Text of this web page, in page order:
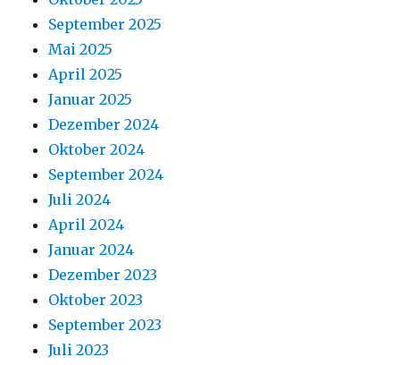
September 2025
Mai 2025
April 2025
Januar 2025
Dezember 2024
Oktober 2024
September 2024
Juli 2024
April 2024
Januar 2024
Dezember 2023
Oktober 2023
September 2023
Juli 2023